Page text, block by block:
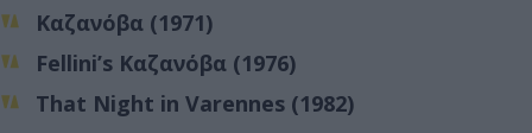
Καζανόβα (1971)
Fellini’s Καζανόβα (1976)
That Night in Varennes (1982)